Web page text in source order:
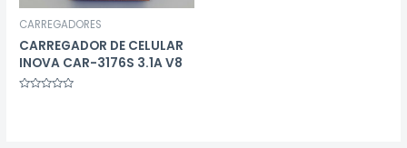
CARREGADORES
CARREGADOR DE CELULAR
INOVA CAR-3176S 3.1A V8